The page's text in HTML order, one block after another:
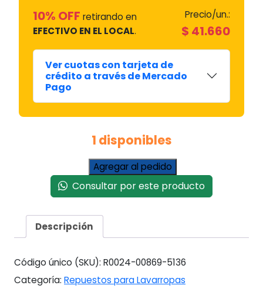
10% OFF retirando en
EFECTIVO EN EL LOCAL.
Precio/un.:
$ 41.660
Ver cuotas con tarjeta de
crédito a través de Mercado
Pago
1 disponibles
Blocapuerta
Original
Lg
F1405rdt/f2004
#315801
cantidad
Agregar al pedido
Consultar por este producto
Descripción
Código único (SKU): R0024-00869-5136
Categoría: Repuestos para Lavarropas